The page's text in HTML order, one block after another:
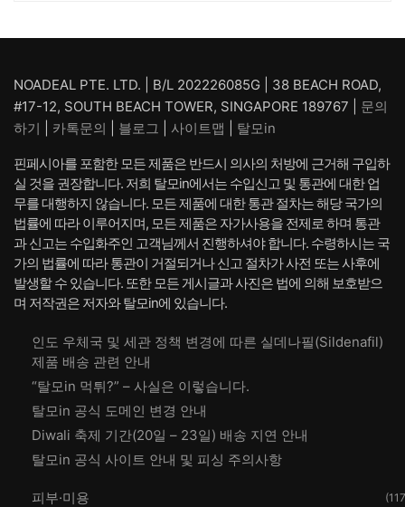
NOADEAL PTE. LTD. | B/L 202226085G | 38 BEACH ROAD,
#17-12, SOUTH BEACH TOWER, SINGAPORE 189767 | 문의
하기
카톡문의 블로그 사이트맵 탈모in
핀페시아를 포함한 모든 제품은 반드시 의사의 처방에 근거해 구입하
실 것을 권장합니다. 저희 탈모in에서는 수입신고 및 통관에 대한 업
무를 대행하지 않습니다. 모든 제품에 대한 통관 절차는 해당 국가의
법률에 따라 이루어지며, 모든 제품은 자가사용을 전제로 하며 통관
과 신고는 수입화주인 고객님께서 진행하셔야 합니다. 수령하시는 국
가의 법률에 따라 통관이 거절되거나 신고 절차가 사전 또는 사후에
발생할 수 있습니다. 또한 모든 게시글과 사진은 법에 의해 보호받으
며 저작권은 저자와 탈모in에 있습니다.
인도 우체국 및 세관 정책 변경에 따른 실데나필(Sildenafil)
제품 배송 관련 안내
“탈모in 먹튀?” – 사실은 이렇습니다.
탈모in 공식 도메인 변경 안내
Diwali 축제 기간(20일 – 23일) 배송 지연 안내
탈모in 공식 사이트 안내 및 피싱 주의사항
피부·미용